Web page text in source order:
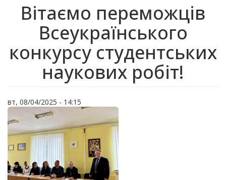
Вітаємо переможців
Всеукраїнського
конкурсу студентських
наукових робіт!
вт, 08/04/2025 - 14:15